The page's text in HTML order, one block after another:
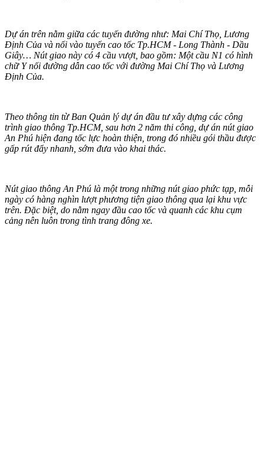
Dự án trên nằm giữa các tuyến đường như: Mai Chí Thọ, Lương
Định Của và nối vào tuyến cao tốc Tp.HCM - Long Thành - Dầu
Giây… Nút giao này có 4 cầu vượt, bao gồm: Một cầu N1 có hình
chữ Y nối đường dẫn cao tốc với đường Mai Chí Thọ và Lương
Định Của.
Theo thông tin từ Ban Quản lý dự án đầu tư xây dựng các công
trình giao thông Tp.HCM, sau hơn 2 năm thi công, dự án nút giao
An Phú hiện đang tốc lực hoàn thiện, trong đó nhiều gói thầu được
gấp rút đẩy nhanh, sớm đưa vào khai thác.
Nút giao thông An Phú là một trong những nút giao phức tạp, mỗi
ngày có hàng nghìn lượt phương tiện giao thông qua lại khu vực
trên. Đặc biệt, do nằm ngay đầu cao tốc và quanh các khu cụm
cảng nên luôn trong tình trang đông xe.